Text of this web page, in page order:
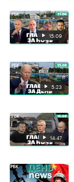
15:09
5:23
14:47